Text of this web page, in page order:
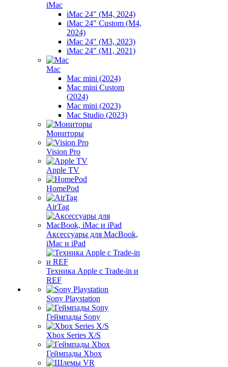
iMac
iMac 24" (M4, 2024)
iMac 24" Custom (M4,
2024)
iMac 24" (M3, 2023)
iMac 24" (M1, 2021)
Mac
Mac mini (2024)
Mac mini Custom
(2024)
Mac mini (2023)
Mac Studio (2023)
Мониторы
Vision Pro
Apple TV
HomePod
AirTag
Аксессуары для MacBook,
iMac и iPad
Техника Apple с Trade-in и
REF
Sony Playstation
Геймпады Sony
Xbox Series X/S
Геймпады Xbox